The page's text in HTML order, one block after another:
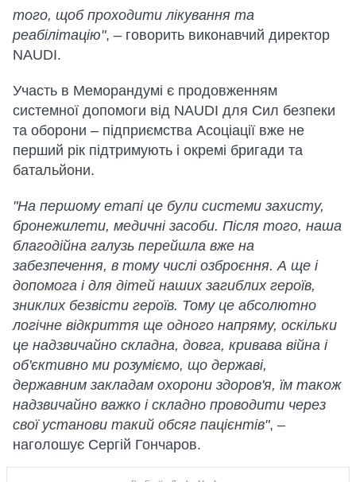
того, щоб проходити лікування та
реабілітацію", – говорить виконавчий директор
NAUDI.
Участь в Меморандумі є продовженням
системної допомоги від NAUDI для Сил безпеки
та оборони – підприємства Асоціації вже не
перший рік підтримують і окремі бригади та
батальйони.
"На першому етапі це були системи захисту,
бронежилети, медичні засоби. Після того, наша
благодійна галузь перейшла вже на
забезпечення, в тому числі озброєння. А ще і
допомога і для дітей наших загиблих героїв,
зниклих безвісти героїв. Тому це абсолютно
логічне відкриття ще одного напряму, оскільки
це надзвичайно складна, довга, кривава війна і
об'єктивно ми розуміємо, що державі,
державним закладам охорони здоров'я, їм також
надзвичайно важко і складно проводити через
свої установи такий обсяг пацієнтів", –
наголошує Сергій Гончаров.